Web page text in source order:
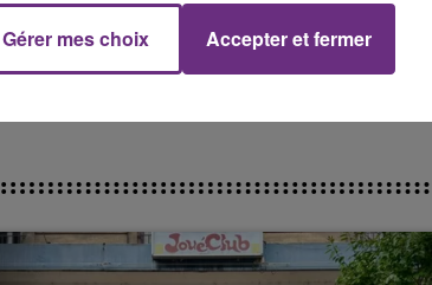
un accord. Le gardien de but s’engage
à Troyes !
Gérer mes choix Accepter et fermer